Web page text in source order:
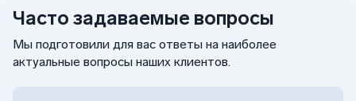
Часто задаваемые вопросы
Мы подготовили для вас ответы на наиболее
актуальные вопросы наших клиентов.